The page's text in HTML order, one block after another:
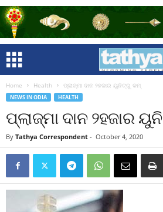
Home Health ପ୍ଲାଜ୍‍ମା ଦାନ ୨ହଜାର ୟୁନିଟ୍‍ରୁ କମ୍‍
NEWS IN ODIA HEALTH
ପ୍ଲାଜ୍‍ମା ଦାନ ୨ହଜାର
By Tathya Correspondent - October 4, 2020